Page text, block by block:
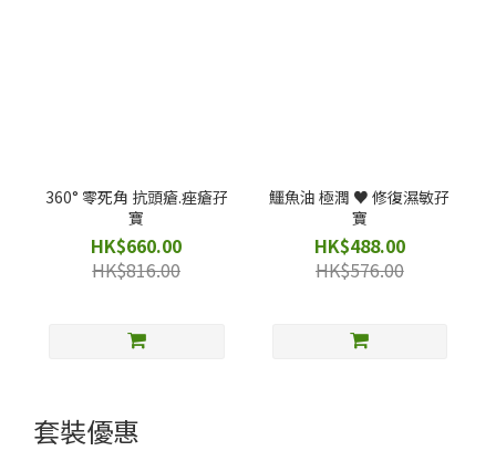
360° 零死角 抗頭瘡.痤瘡孖
寶
HK$660.00
HK$816.00
鱷魚油 極潤 ♥️ 修復濕敏孖
寶
HK$488.00
HK$576.00
套裝優惠